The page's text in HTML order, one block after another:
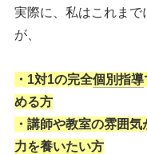
実際に、私はこれまで
が、
・1対1の完全個別指導
める方
・講師や教室の雰囲
力を養いたい方